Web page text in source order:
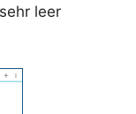
leer